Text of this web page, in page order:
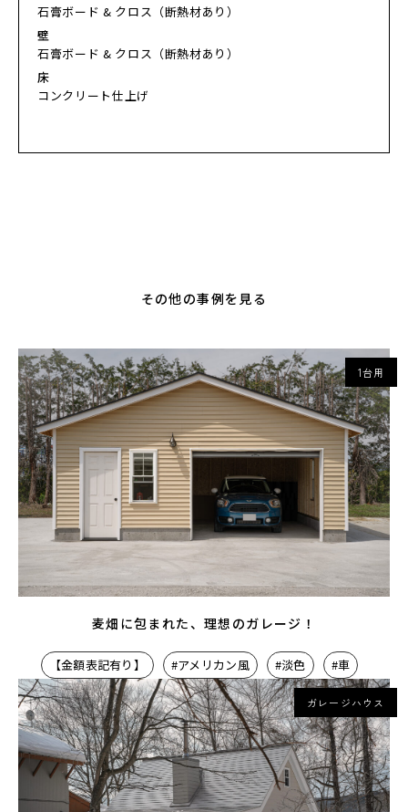
石膏ボード & クロス（断熱材あり）
壁
石膏ボード & クロス（断熱材あり）
床
コンクリート仕上げ
その他の事例を見る
1台用
麦畑に包まれた、理想のガレージ！
【金額表記有り】 #アメリカン風 #淡色 #車
ガレージハウス